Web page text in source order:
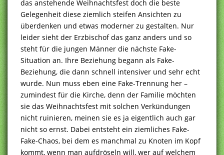
das anstehende Weihnachtsfest doch die beste
Gelegenheit diese ziemlich steifen Ansichten zu
überdenken und etwas moderner zu gestalten. Nur
leider sieht der Erzbischof das ganz anders und so
steht für die jungen Männer die nächste Fake-
Situation an. Ihre Beziehung begann als Fake-
Beziehung, die dann schnell intensiver und sehr echt
wurde. Nun muss eben eine Fake-Trennung her –
zumindest für die Kirche, denn der Familie möchten
sie das Weihnachtsfest mit solchen Verkündungen
nicht ruinieren, meinen sie es ja eigentlich auch gar
nicht so ernst. Dabei entsteht ein ziemliches Fake-
Fake-Chaos, bei dem es manchmal zu Knoten im Kopf
kommt, wenn man aufdröseln will, wer auf welchem